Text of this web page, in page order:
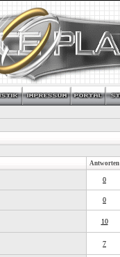
Antworten
0
0
10
7